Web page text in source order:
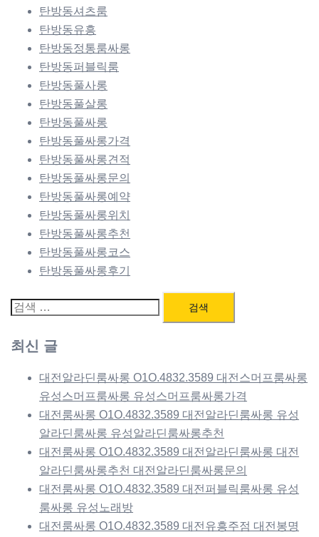
탄방동셔츠룸
탄방동유흥
탄방동정통룸싸롱
탄방동퍼블릭룸
탄방동풀사롱
탄방동풀살롱
탄방동풀싸롱
탄방동풀싸롱가격
탄방동풀싸롱견적
탄방동풀싸롱문의
탄방동풀싸롱예약
탄방동풀싸롱위치
탄방동풀싸롱추천
탄방동풀싸롱코스
탄방동풀싸롱후기
검
최신 글
대전알라딘룸싸롱 O1O.4832.3589 대전스머프룸싸롱
유성스머프룸싸롱 유성스머프룸싸롱가격
대전룸싸롱 O1O.4832.3589 대전알라딘룸싸롱 유성
알라딘룸싸롱 유성알라딘룸싸롱추천
대전룸싸롱 O1O.4832.3589 대전알라딘룸싸롱 대전
알라딘룸싸롱추천 대전알라딘룸싸롱문의
대전룸싸롱 O1O.4832.3589 대전퍼블릭룸싸롱 유성
룸싸롱 유성노래방
대전룸싸롱 O1O.4832.3589 대전유흥주점 대전봉명